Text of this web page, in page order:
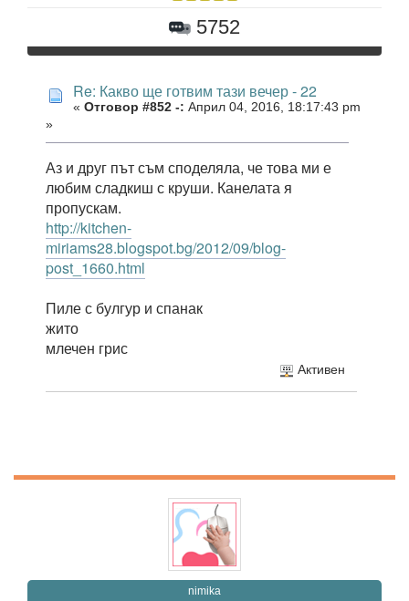
5752
Re: Какво ще готвим тази вечер - 22
« Отговор #852 -: Април 04, 2016, 18:17:43 pm
»
Аз и друг път съм споделяла, че това ми е
любим сладкиш с круши. Канелата я
пропускам.
http://kitchen-
miriams28.blogspot.bg/2012/09/blog-
post_1660.html
Пиле с булгур и спанак
жито
млечен грис
Активен
nimika